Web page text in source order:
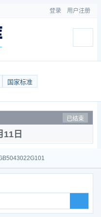
登录 用户注册
国家标准
已结束
11日
22G101